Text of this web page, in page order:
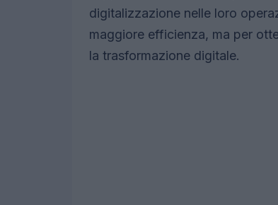
digitalizzazione nelle loro
maggiore efficienza, ma per
la trasformazione digitale.